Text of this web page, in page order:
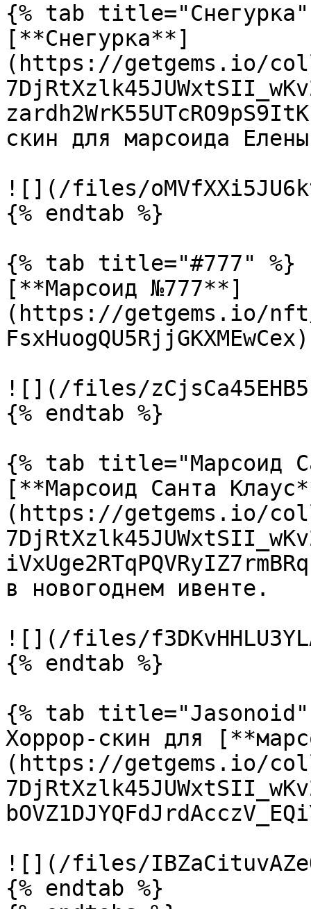
{% tab
[**Снегурка**]
(https://getgems.io/
скин для марсоида
![](/files/
{% endtab %}
{% tab title="#777" %}
[**Марсоид №777**]
(https://getgems.io/nft/
![](/files/
{% endtab %}
{% tab title="Марсоид
[**Марсоид Санта
(https://getgems.io/
в новогоднем ивенте.
![](/files/
{% endtab %}
{% tab title="Jasonoid"
Хоррор-скин для
(https://getgems.io/
![](/files/
{% endtab %}